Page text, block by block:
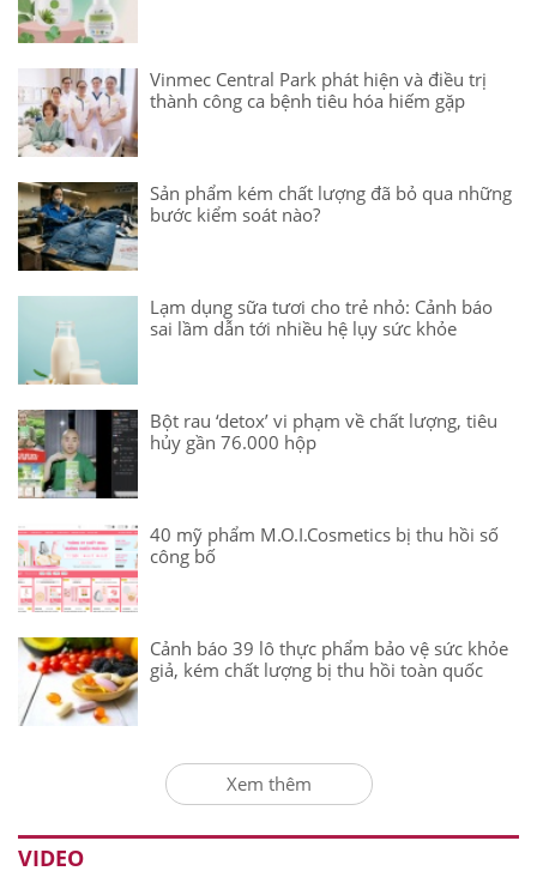
Vinmec Central Park phát hiện và điều trị
thành công ca bệnh tiêu hóa hiếm gặp
Sản phẩm kém chất lượng đã bỏ qua những
bước kiểm soát nào?
Lạm dụng sữa tươi cho trẻ nhỏ: Cảnh báo
sai lầm dẫn tới nhiều hệ lụy sức khỏe
Bột rau ‘detox’ vi phạm về chất lượng, tiêu
hủy gần 76.000 hộp
40 mỹ phẩm M.O.I.Cosmetics bị thu hồi số
công bố
Cảnh báo 39 lô thực phẩm bảo vệ sức khỏe
giả, kém chất lượng bị thu hồi toàn quốc
Xem thêm
VIDEO